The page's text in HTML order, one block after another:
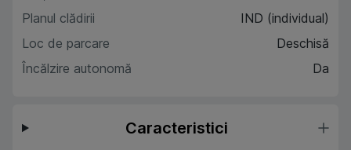
Planul clădirii
IND (individual)
Loc de parcare
Deschisă
Încălzire autonomă
Da
Caracteristici